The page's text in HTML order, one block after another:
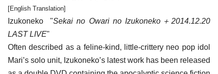
[English Translation]
Izukoneko "Sekai no Owari no Izukoneko＋2014.12.20
LAST LIVE"
Often described as a feline-kind, little-crittery neo pop idol
Mari’s solo unit, Izukoneko’s latest work has been released